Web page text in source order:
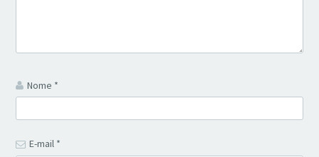
Nome *
E-mail *